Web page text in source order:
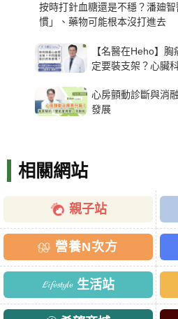
按時打針血糖還是不穩？潘廸
慣」、藥物可能根本沒打進去
【名醫在Heho】
定要裝支架？心臟
心房顫動診斷與消
發展
相關網站
親子站
營養N次方
生活站